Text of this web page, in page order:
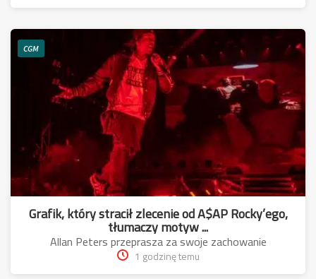
CGM
Grafik, który stracił zlecenie od A$AP Rocky’ego,
tłumaczy motyw ...
Allan Peters przeprasza za swoje zachowanie
1 godzinę temu